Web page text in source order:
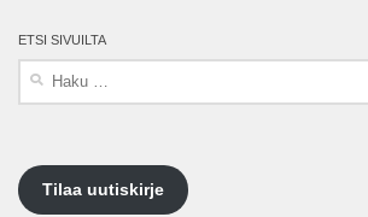
ETSI SIVUILTA
Tilaa uutiskirje